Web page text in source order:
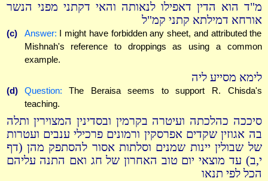
מ"ד הוא הדין דאפילו לנאותה והאי דקתני מפני הנשר
אורחא דמילתא קתני קמ"ל
(c) Answer: I might have forbidden any sheet, and attributed the
Mishnah's reference to droppings as using a common
example.
לימא מסייע ליה
(d) Question: The Beraisa seems to support R. Chisda's
teaching.
סיככה כהלכתה ועיטרה בקרמין ובסדינין המצוירין ותלה
בה אגוזין שקדים אפרסקין ורמונים פרכילי ענבים ועטרות
של שבולין יינות שמנים וסלתות אסור להסתפק מהן (דף
י,ב) עד מוצאי יום טוב האחרון של חג ואם התנה עליהם
הכל לפי תנאו